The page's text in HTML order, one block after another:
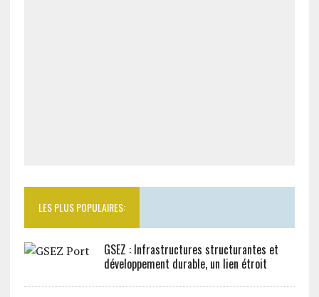
LES PLUS POPULAIRES:
GSEZ : Infrastructures structurantes et
développement durable, un lien étroit